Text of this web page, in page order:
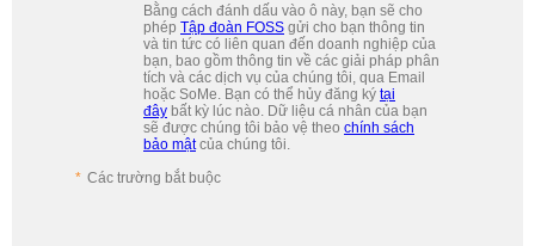
Bằng cách đánh dấu vào ô này, bạn sẽ cho
phép Tập đoàn FOSS gửi cho bạn thông tin
và tin tức có liên quan đến doanh nghiệp của
bạn, bao gồm thông tin về các giải pháp phân
tích và các dịch vụ của chúng tôi, qua Email
hoặc SoMe. Bạn có thể hủy đăng ký tại
đây bất kỳ lúc nào. Dữ liệu cá nhân của bạn
sẽ được chúng tôi bảo vệ theo chính sách
bảo mậtcủa chúng tôi.
Các trường bắt buộc